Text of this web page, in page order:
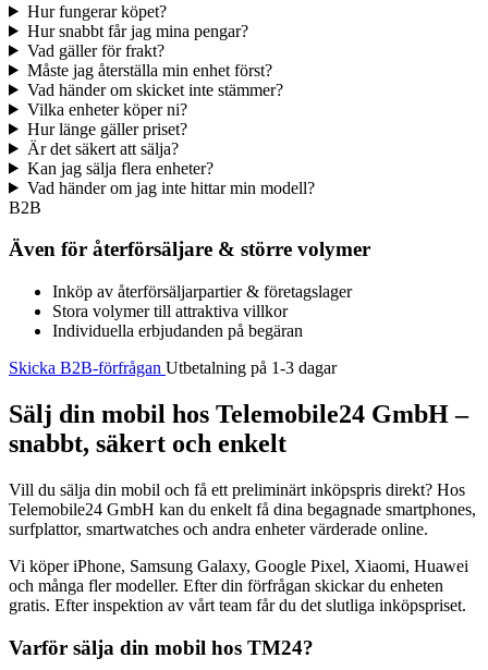
Hur fungerar köpet?
Hur snabbt får jag mina pengar?
Vad gäller för frakt?
Måste jag återställa min enhet först?
Vad händer om skicket inte stämmer?
Vilka enheter köper ni?
Hur länge gäller priset?
Är det säkert att sälja?
Kan jag sälja flera enheter?
Vad händer om jag inte hittar min modell?
B2B
Även för återförsäljare & större volymer
Inköp av återförsäljarpartier & företagslager
Stora volymer till attraktiva villkor
Individuella erbjudanden på begäran
Skicka B2B-förfrågan Utbetalning på 1-3 dagar
Sälj din mobil hos Telemobile24 GmbH –
snabbt, säkert och enkelt
Vill du sälja din mobil och få ett preliminärt inköpspris direkt? Hos
Telemobile24 GmbH kan du enkelt få dina begagnade smartphones,
surfplattor, smartwatches och andra enheter värderade online.
Vi köper iPhone, Samsung Galaxy, Google Pixel, Xiaomi, Huawei
och många fler modeller. Efter din förfrågan skickar du enheten
gratis. Efter inspektion av vårt team får du det slutliga inköpspriset.
Varför sälja din mobil hos TM24?